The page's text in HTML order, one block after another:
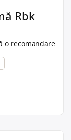
Rbk
o recomandare